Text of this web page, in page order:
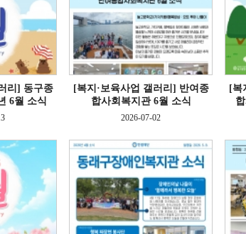
리] 동구종
6월 소식
[복지·보육사업 갤러리] 반여종
합사회복지관 6월 소식
2026-07-02
[복